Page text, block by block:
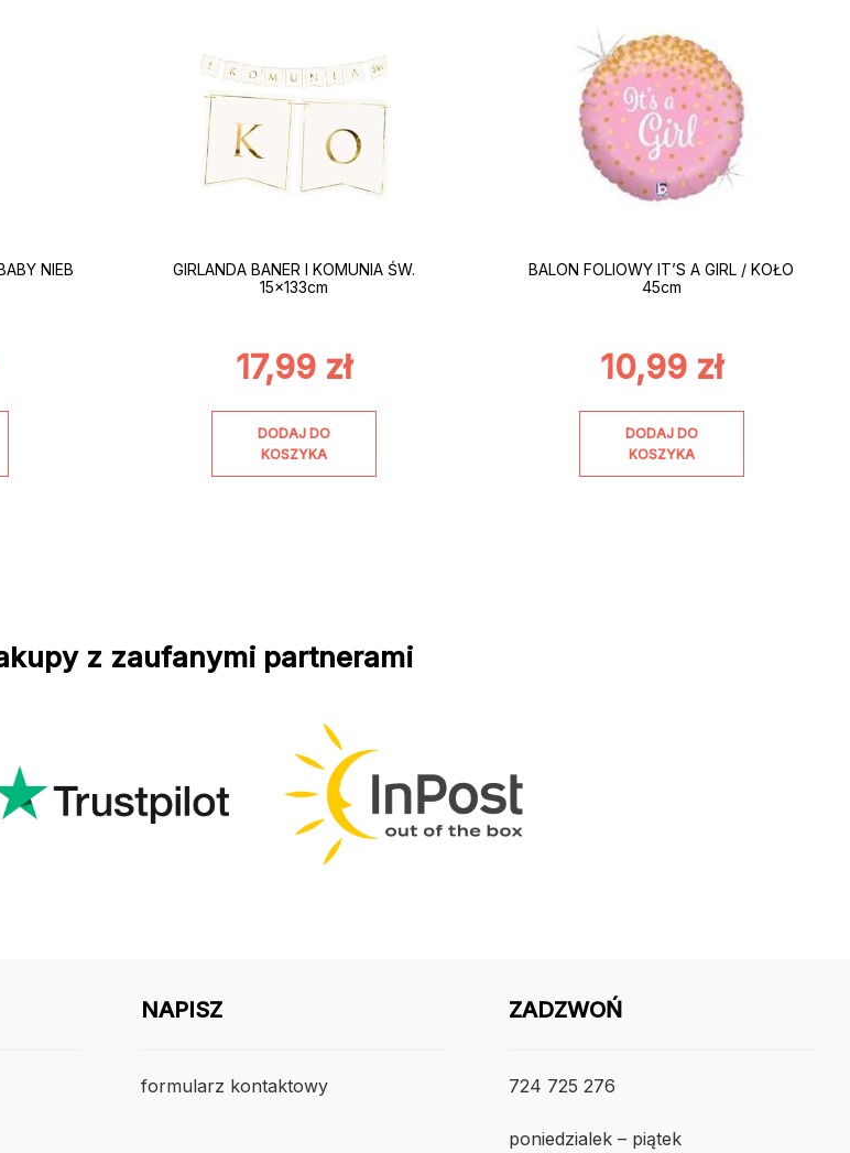
NIEB
GIRLANDA BANER I KOMUNIA ŚW.
15x133cm
17,99 zł
DODAJ DO
KOSZYKA
BALON FOLIOWY IT’S A GIRL / KOŁO
45cm
10,99 zł
DODAJ DO
KOSZYKA
z zaufanymi partnerami
NAPISZ
formularz kontaktowy
ZADZWOŃ
724 725 276
poniedzialek – piątek